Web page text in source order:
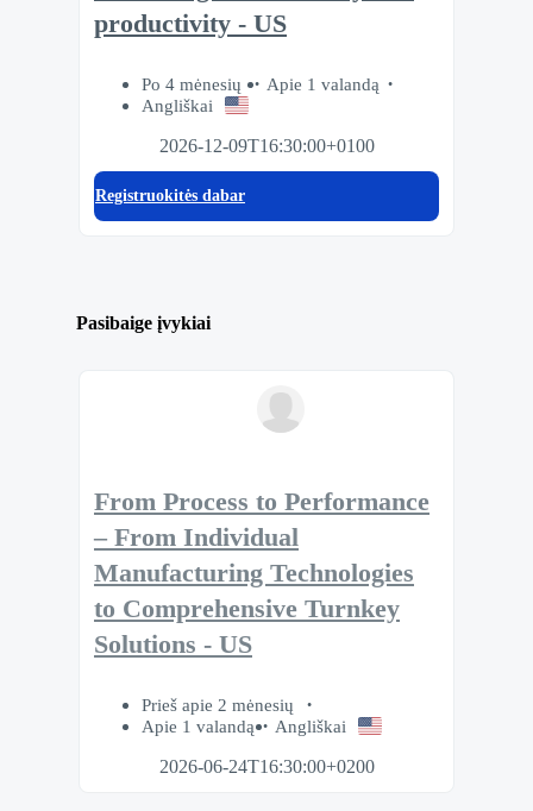
productivity - US
Po 4 mėnesių
Apie 1 valandą
Angliškai
2026-12-09T16:30:00+0100
Registruokitės dabar
Pasibaige įvykiai
From Process to Performance
– From Individual
Manufacturing Technologies
to Comprehensive Turnkey
Solutions - US
Prieš apie 2 mėnesių
Apie 1 valandą
Angliškai
2026-06-24T16:30:00+0200